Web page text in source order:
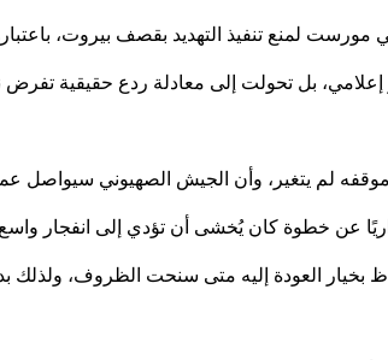
مورست لمنع تنفيذ التهديد بقصف بيروت،
بل تحولت إلى معادلة ردع حقيقية تفرض
موقفه لم يتغير، وأن الجيش الصهيوني
عن خطوة كان يُخشى أن تؤدي إلى انفجار
بخيار العودة إليه متى سنحت الظروف،